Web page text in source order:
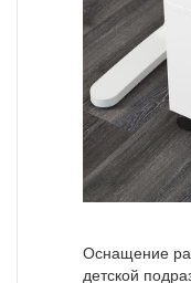
Оснащение
детской